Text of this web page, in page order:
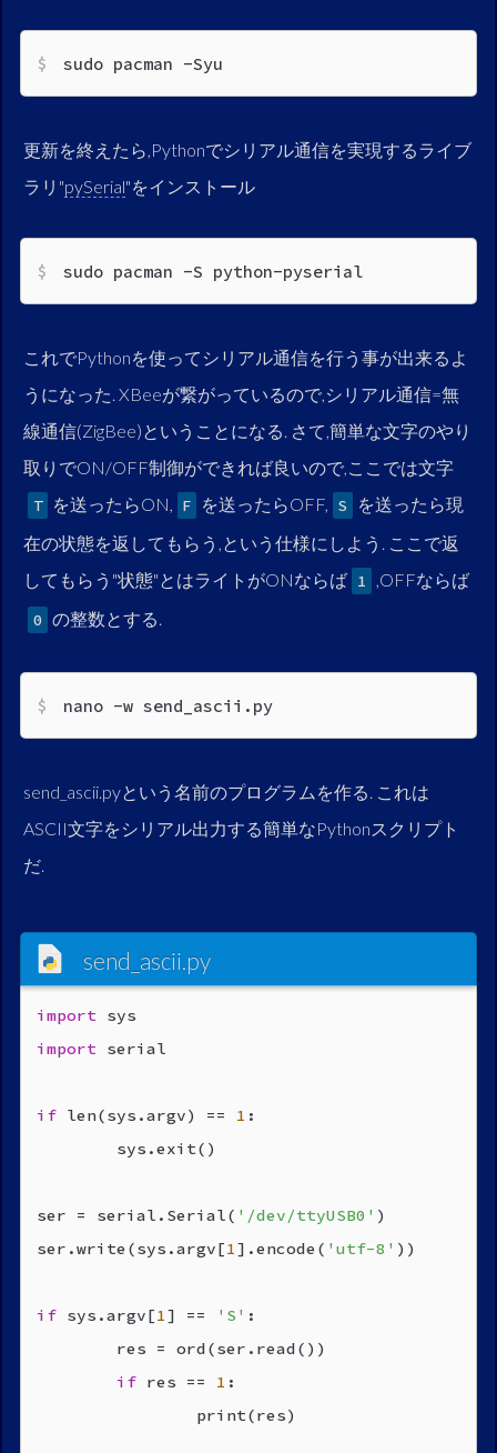
sudo pacman -Syu
更新を終えたら,Pythonでシリアル通信を実現するライブ
ラリ"pySerial"をインストール
sudo pacman -S python-pyserial
これでPythonを使ってシリアル通信を行う事が出来るよ
うになった. XBeeが繋がっているので,シリアル通信=無
線通信(ZigBee)ということになる. さて,簡単な文字のやり
取りでON/OFF制御ができれば良いので,ここでは文字
T を送ったらON, F を送ったらOFF, S
を送ったら現
在の状態を返してもらう,という仕様にしよう. ここで返
してもらう"状態"とはライトがONならば 1 ,OFFならば
0 の整数とする.
nano -w send_ascii.py
send_ascii.pyという名前のプログラムを作る. これは
ASCII文字をシリアル出力する簡単なPythonスクリプト
だ.
send_ascii.py
import
import serial
if len(sys.argv) == 1 :
        sys.exit()
ser = serial.Serial( '/dev/ttyUSB0' )
ser.write(sys.argv[1].encode( 'utf-8' ))
if sys.argv[1] == 'S' :
        res = ord(ser.read())
if res == 1 :
                print(res)